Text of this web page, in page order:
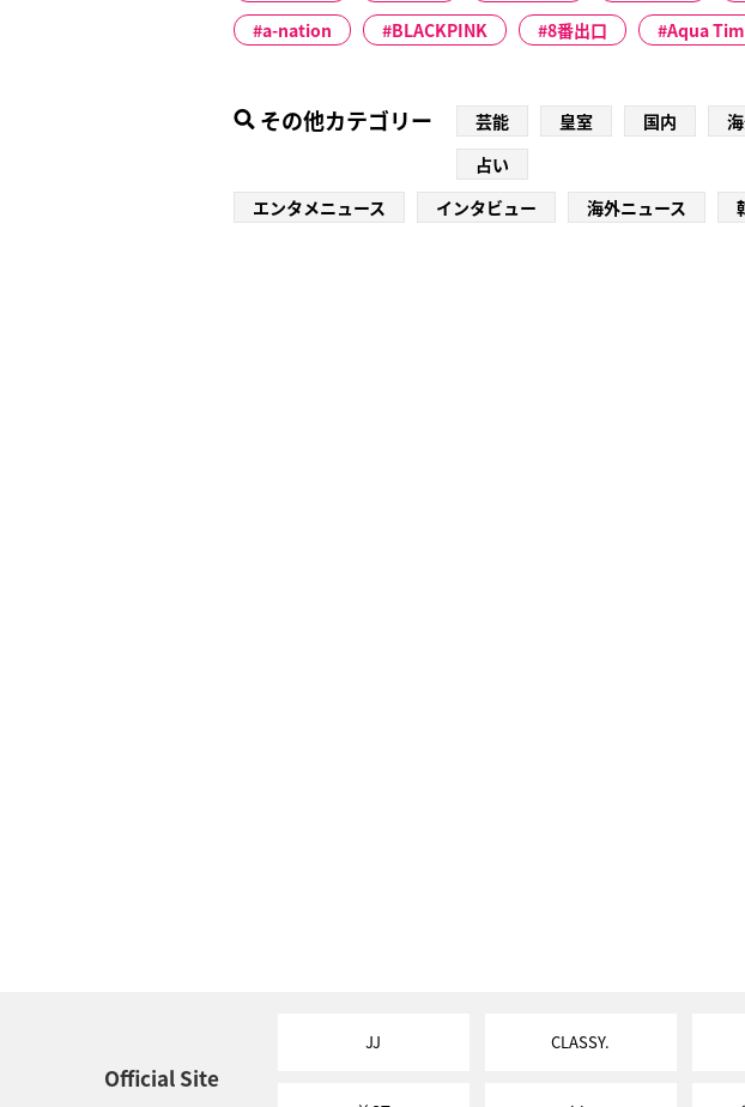
a-nation
BLACKPINK 8番出口 Aqua
その他カテゴリー 芸能 皇室 国内
占い
エンタメニュース
インタビュー 海外ニュース
Official Site
JJ CLASSY.